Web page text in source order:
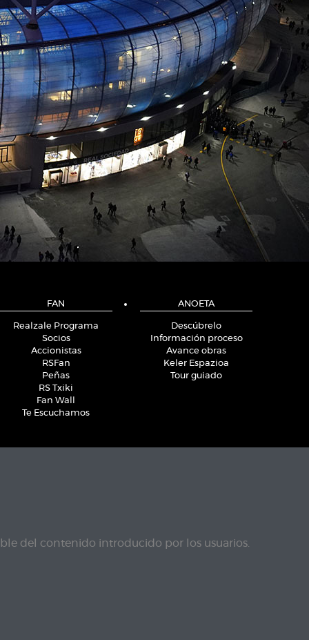
FAN
Realzale Programa
Socios
Accionistas
RSFan
Peñas
RS Txiki
Fan Wall
Te Escuchamos
ANOETA
Descúbrelo
Información proceso
Avance obras
Keler Espazioa
Tour guiado
del contenido introducido por los usuarios.